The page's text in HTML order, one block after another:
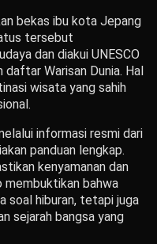
bekas ibu kota Jepang
tersebut
dan diakui UNESCO
Warisan Dunia. Hal
wisata yang sahih
informasi resmi dari
panduan lengkap.
kenyamanan dan
membuktikan bahwa
soal hiburan, tetapi juga
sejarah bangsa yang